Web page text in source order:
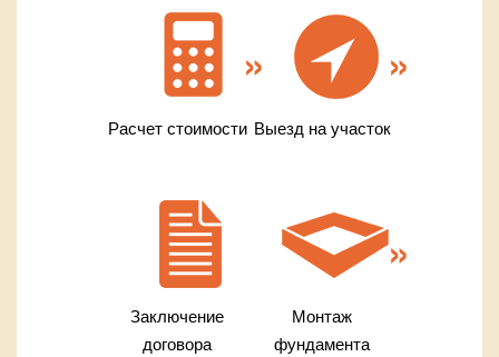
Расчет стоимости Выезд на участок
Заключение
договора
Монтаж
фундамента